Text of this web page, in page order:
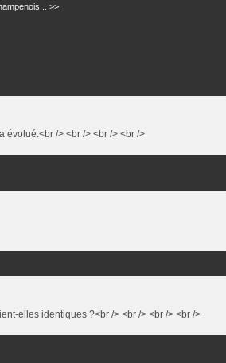
>>
évolué.<br /> <br /> <br /> <br />
elles identiques ?<br /> <br /> <br /> <br />